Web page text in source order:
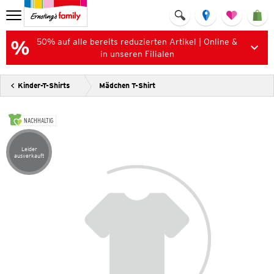
50% auf alle bereits reduzierten Artikel | Online &
in unseren Filialen
Kinder-T-Shirts Mädchen T-Shirt
NACHHALTIG
Artikel leider ausverkauft
Leider
ausverkauft